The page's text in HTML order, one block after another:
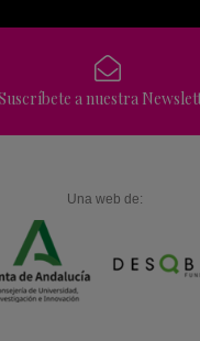
a nuestra
Una web de: